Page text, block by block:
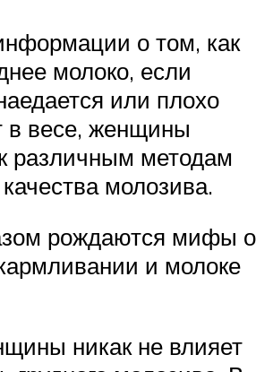
о том, как
молоко, если
или плохо
в весе, женщины
различным методам
молозива.
рождаются мифы о
и молоке
никак не влияет